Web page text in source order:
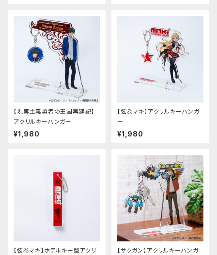
【現実主義勇者の王国再建記】
アクリルキーハンガー
¥1,980
【弦巻マキ】アクリルキーハンガ
ー
¥1,980
【弦巻マキ】ホテルキー型アクリ
【サクガン】アクリルキーハンガ